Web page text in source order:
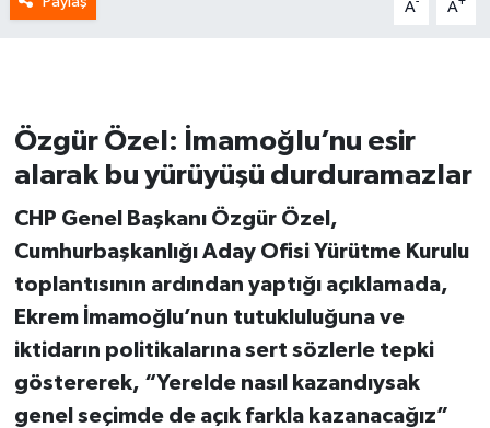
A A
Özgür Özel: İmamoğlu’nu esir
alarak bu yürüyüşü durduramazlar
CHP Genel Başkanı Özgür Özel,
Cumhurbaşkanlığı Aday Ofisi Yürütme Kurulu
toplantısının ardından yaptığı açıklamada,
Ekrem İmamoğlu’nun tutukluluğuna ve
iktidarın politikalarına sert sözlerle tepki
göstererek, “Yerelde nasıl kazandıysak
genel seçimde de açık farkla kazanacağız”